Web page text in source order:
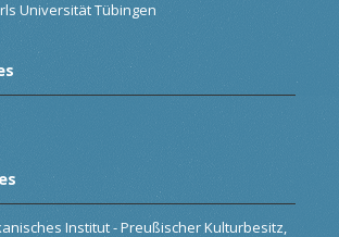
Universität Tübingen
Institut - Preußischer Kulturbesitz,